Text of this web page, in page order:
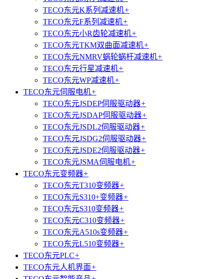
TECO东元K系列减速机+
TECO东元F系列减速机+
TECO东元小R齿轮减速机+
TECO东元TKM双曲面减速机+
TECO东元NMRV蜗轮蜗杆减速机+
TECO东元行星减速机+
TECO东元WP减速机+
TECO东元伺服电机+
TECO东元JSDEP伺服驱动器+
TECO东元JSDAP伺服驱动器+
TECO东元JSDL2伺服驱动器+
TECO东元JSDG2伺服驱动器+
TECO东元JSDE2伺服驱动器+
TECO东元JSMA伺服电机+
TECO东元变频器+
TECO东元T310变频器+
TECO东元S310+变频器+
TECO东元S310变频器+
TECO东元C310变频器+
TECO东元A510s变频器+
TECO东元L510变频器+
TECO东元PLC+
TECO东元人机界面+